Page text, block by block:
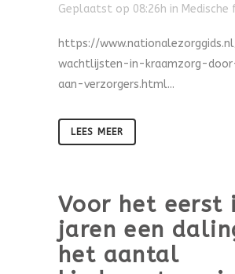
Geplaatst op 08:26h in Medische
https://
wachtlijsten-in-kraamzorg-
aan-verzorgers.html...
LEES MEER
Voor het eerst
jaren een
het aantal